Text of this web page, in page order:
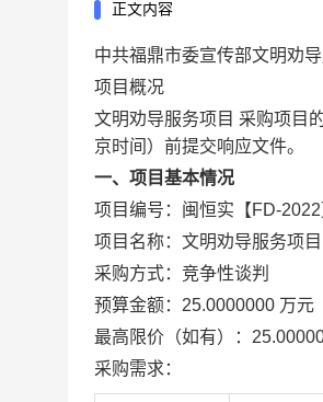
正文内容
中共福鼎市委宣传部文明劝
项目概况
文明劝导服务项目 采购项目
京时间）前提交响应文件。
一、项目基本情况
项目编号：闽恒实【FD-
项目名称：文明劝导服务项目
采购方式：竞争性谈判
预算金额：25.0000000 万元
最高限价（如有）：
采购需求：